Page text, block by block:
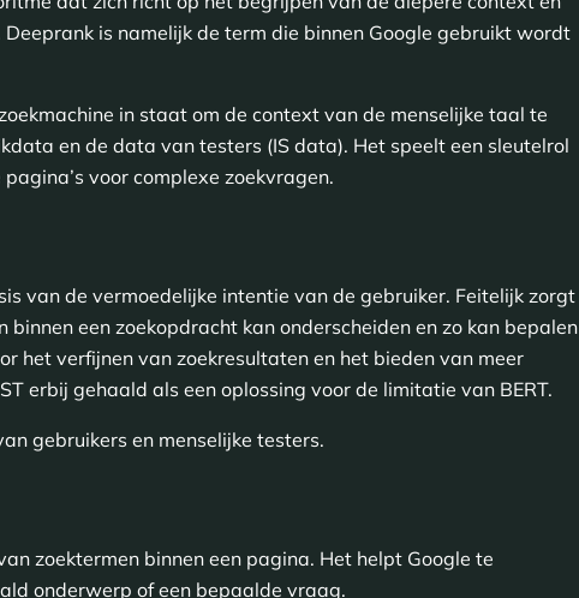
is namelijk de term die binnen Google gebruikt wordt
in staat om de context van de menselijke taal te
en de data van testers (IS data). Het speelt een sleutelrol
voor complexe zoekvragen.
van de vermoedelijke intentie van de gebruiker. Feitelijk zorgt
een zoekopdracht kan onderscheiden en zo kan bepalen
het verfijnen van zoekresultaten en het bieden van meer
erbij gehaald als een oplossing voor de limitatie van BERT.
gebruikers en menselijke testers.
zoektermen binnen een pagina. Het helpt Google te
onderwerp of een bepaalde vraag.